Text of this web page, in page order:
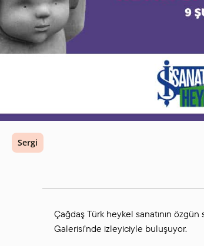
Sergi
Çağdaş Türk heykel sanatının özgün
Galerisi’nde izleyiciyle buluşuyor.